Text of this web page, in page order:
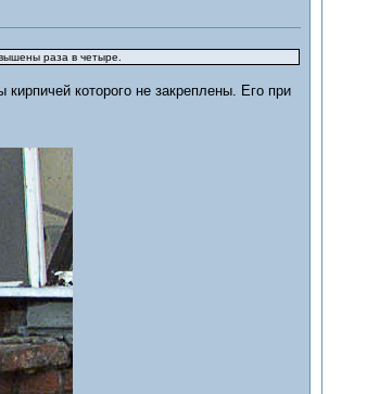
раза в четыре.
которого не закреплены. Его при